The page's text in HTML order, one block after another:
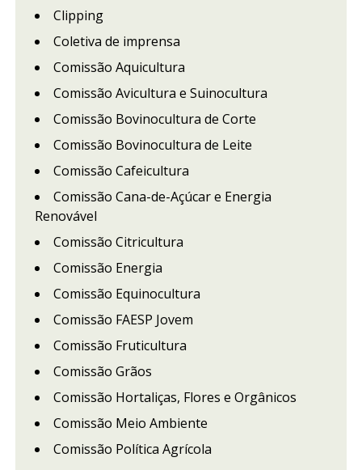
Clipping
Coletiva de imprensa
Comissão Aquicultura
Comissão Avicultura e Suinocultura
Comissão Bovinocultura de Corte
Comissão Bovinocultura de Leite
Comissão Cafeicultura
Comissão Cana-de-Açúcar e Energia
Renovável
Comissão Citricultura
Comissão Energia
Comissão Equinocultura
Comissão FAESP Jovem
Comissão Fruticultura
Comissão Grãos
Comissão Hortaliças, Flores e Orgânicos
Comissão Meio Ambiente
Comissão Política Agrícola